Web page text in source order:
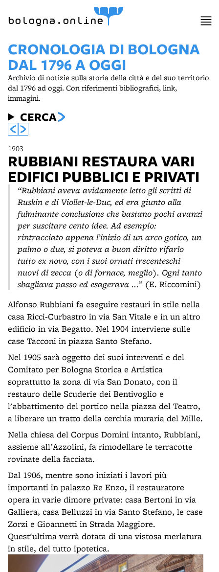
bologna.online
CRONOLOGIA DI BOLOGNA
DAL 1796 A OGGI
Archivio di notizie sulla storia della città e del suo territorio
dal 1796 ad oggi. Con riferimenti bibliografici, link,
immagini.
CERCA
1903
RUBBIANI RESTAURA VARI
EDIFICI PUBBLICI E PRIVATI
“Rubbiani aveva avidamente letto gli scritti di
Ruskin e di Viollet-le-Duc, ed era giunto alla
fulminante conclusione che bastano pochi avanzi
per suscitare cento idee. Ad esempio:
rintracciato appena l’inizio di un arco gotico, un
palmo o due, si poteva a buon diritto rifarlo
tutto ex novo, con i suoi ornati trecenteschi
nuovi di zecca (o di fornace, meglio). Ogni tanto
sbagliava passo ed esagerava ...” (E. Riccomini)
Alfonso Rubbiani fa eseguire restauri in stile nella
casa Ricci-Curbastro in via San Vitale e in un altro
edificio in via Begatto. Nel 1904 interviene sulle
case Tacconi in piazza Santo Stefano.
Nel 1905 sarà oggetto dei suoi interventi e del
Comitato per Bologna Storica e Artistica
soprattutto la zona di via San Donato, con il
restauro delle Scuderie dei Bentivoglio e
l'abbattimento del portico nella piazza del Teatro,
a liberare un tratto della cerchia muraria del Mille.
Nella chiesa del Corpus Domini intanto, Rubbiani,
assieme all'Azzolini, fa rimodellare le terracotte
rovinate della facciata.
Dal 1906, mentre sono iniziati i lavori più
importanti in palazzo Re Enzo, il restauratore
opera in varie dimore private: casa Bertoni in via
Galliera, casa Belluzzi in via Santo Stefano, le case
Zorzi e Gioannetti in Strada Maggiore.
Quest'ultima verrà dotata di una vistosa merlatura
in stile, del tutto ipotetica.